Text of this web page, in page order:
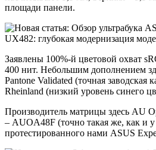
площади панели.
Заявлены 100%-й цветовой охват
400 нит. Небольшим дополнением
Pantone Validated (точная заводская
Rheinland (низкий уровень синего
Производитель матрицы здесь AU
– AUOA48F (точно такая же, как и
протестированного нами ASUS